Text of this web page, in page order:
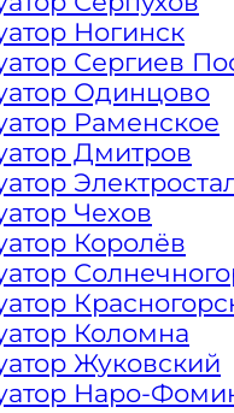
по
и срочно –
на дороге
вызову
для
Мы
Ногинск
Сергиев
Одинцово
Раменское
Дмитров
Чехов
Королёв
Коломна
Жуковский
Наро-